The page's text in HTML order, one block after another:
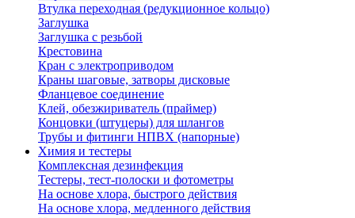
Втулка переходная (редукционное кольцо)
Заглушка
Заглушка с резьбой
Крестовина
Кран с электроприводом
Краны шаговые, затворы дисковые
Фланцевое соединение
Клей, обезжириватель (праймер)
Концовки (штуцеры) для шлангов
Трубы и фитинги НПВХ (напорные)
Химия и тестеры
Комплексная дезинфекция
Тестеры, тест-полоски и фотометры
На основе хлора, быстрого действия
На основе хлора, медленного действия